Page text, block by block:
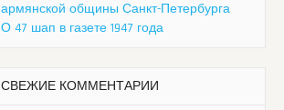
армянской общины Санкт-Петербурга
О 47 шап в газете 1947 года
СВЕЖИЕ КОММЕНТАРИИ